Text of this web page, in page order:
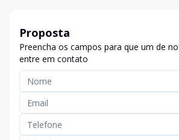
Proposta
Preencha os campos para que um de
entre em contato